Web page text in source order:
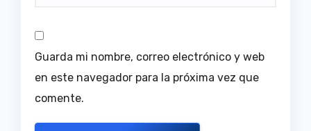
Guarda mi nombre, correo electrónico y web
en este navegador para la próxima vez que
comente.